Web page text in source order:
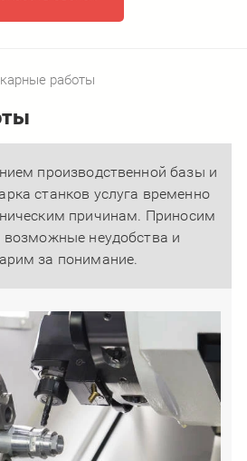
работы
производственной базы и
станков услуга временно
причинам. Приносим
возможные неудобства и
за понимание.